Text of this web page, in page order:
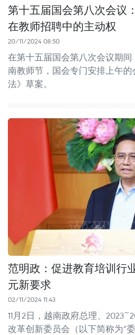
第十五届国会第八次会议
在教师招聘中的主动权
20/11/2024 08:50
在第十五届国会第八次会议期间
南教师节，国会专门安排上午
法》草案。
范明政：促进教育培训行
元新要求
02/11/2024 11:43
11月2日，越南政府总理、
改革创新委员会（以下简称为“